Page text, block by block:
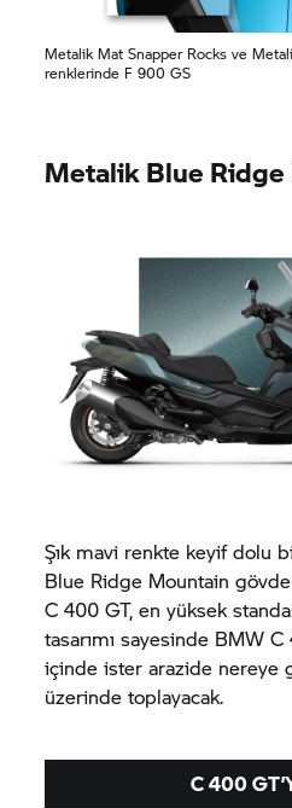
Metalik Mat Snapper Rocks ve
renklerinde F 900 GS
Metalik Blue
Şık mavi renkte keyif dolu
Blue Ridge Mountain
C 400 GT, en yüksek
tasarımı sayesinde BMWC
içinde ister arazide nereye
üzerinde toplayacak.
C 400 GT’